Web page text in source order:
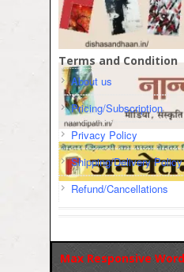
Terms and Condition
About us
Pricing/Subscription
Privacy Policy
Shipping/Delivery Policy
Refund/Cancellations
Max Responsive